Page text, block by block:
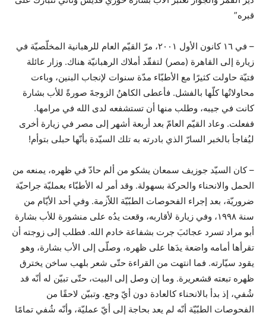
قبره”
– في ١٦ كانون الأول ٢٠٠١، مرّ القيّم العام للرهبانية المخلّصيّة في
زيارة إلى القاهرة (مصر) لتفقّد أملاك الرهبانيّة هناك. وزار عائلة
فتيّة حاولت كثيرًا مع الأطبّاء مدّة سنوات لإنجاب البنين، وباءت
محاولاتُها كلّها بالفشل. فأعطى الكاهنُ الزوجةَ صورةً للأب بشارة
كانت في جيبه، وطلب منها أن تستشفعه لدى الله في مرامها.
ففعلت. وعاد القيّم العامّ بعد أربعة أشهر إلى مصر في زيارة أخرى
ليُفاجأ بالخبر السارّ الذي بادرته به تلك السيّدة بأنّها حبلى بتوأم!
– كان السيّد جوزيف سمعان يشكو من ألم حادّ في ظهره، يمنعه من
الحمل والانحناء والحركة بسهولة. وقد أمر له الأطبّاء بعمليّة جراحيّة
ضروريّة، بعد إجراء الفحوصات الطبّيّة اللاّزمة. وفي أحد الأيّام من
سنة ١٩٩٨، وفي زيارة لأقاربه، وقعت يدُه على منشورة للأب بشارة
أبو مراد تسرد عجائبَ جرت بشفاعة خادم الله. فطلب إلى زوجته أن
تقرأها أمامه واضعة يدَها على ظهره، وصلّى إلى الأب بشارة، وهو
يقود سيّارته. فما انتهت من القراءة حتّى شعر بلهب ساخن يخترق
ظهره تبعته قشعريرة. وما إن وصل إلى البيت، حتّى تبيّن له أنّه قد
شُفي، إذ بدأ بالانحناء كالعادة دون أيّ وجع. وتبيّن لاحقًا من
الفحوصات الطبّيّة أنّه لم يعد بحاجة إلى أيّ عمليّة، وأنّه شُفي تمامًا